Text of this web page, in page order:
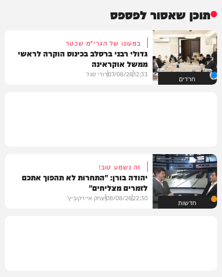
תוכן שאסור לפספס
חרדים
במעונו של הגרי"מ שכטר
גדולי רבני ברסלב בכינוס הוקרה לראשי
ממשל אוקראינה
12:33
07/08/26דודי סגל
חדשות
זה נשמע טוב!
יהודה בורן: "התחרות לא תהפוך אתכם
לזמרים מצליחים"
22:30
08/08/26יצחק אייזיקוביץ'